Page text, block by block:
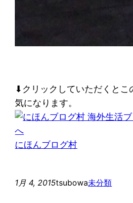
⬇︎クリックしていただくとこ
気になります。
にほんブログ村
1月 4, 2015tsubowa未分類